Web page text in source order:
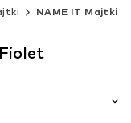
NAME IT Majtki